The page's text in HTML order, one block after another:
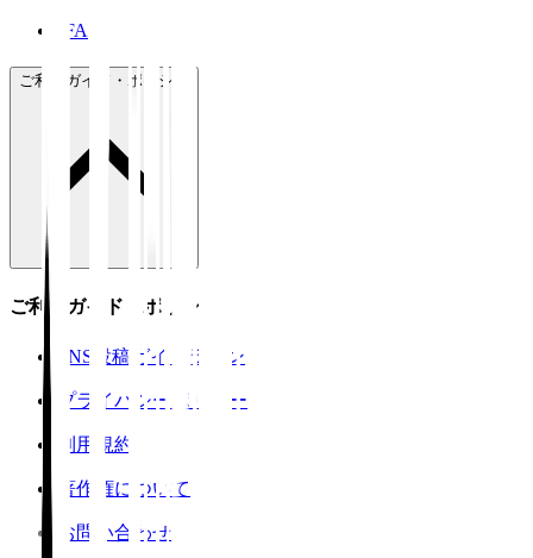
JFA
ご利用ガイド・ポリシー
ご利用ガイド・ポリシー
SNS投稿ガイドライン
プライバシーポリシー
利用規約
著作権について
お問い合わせ